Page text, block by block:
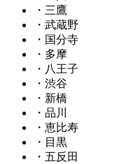
・三鷹
・武蔵野
・国分寺
・多摩
・八王子
・渋谷
・新橋
・品川
・恵比寿
・目黒
・五反田